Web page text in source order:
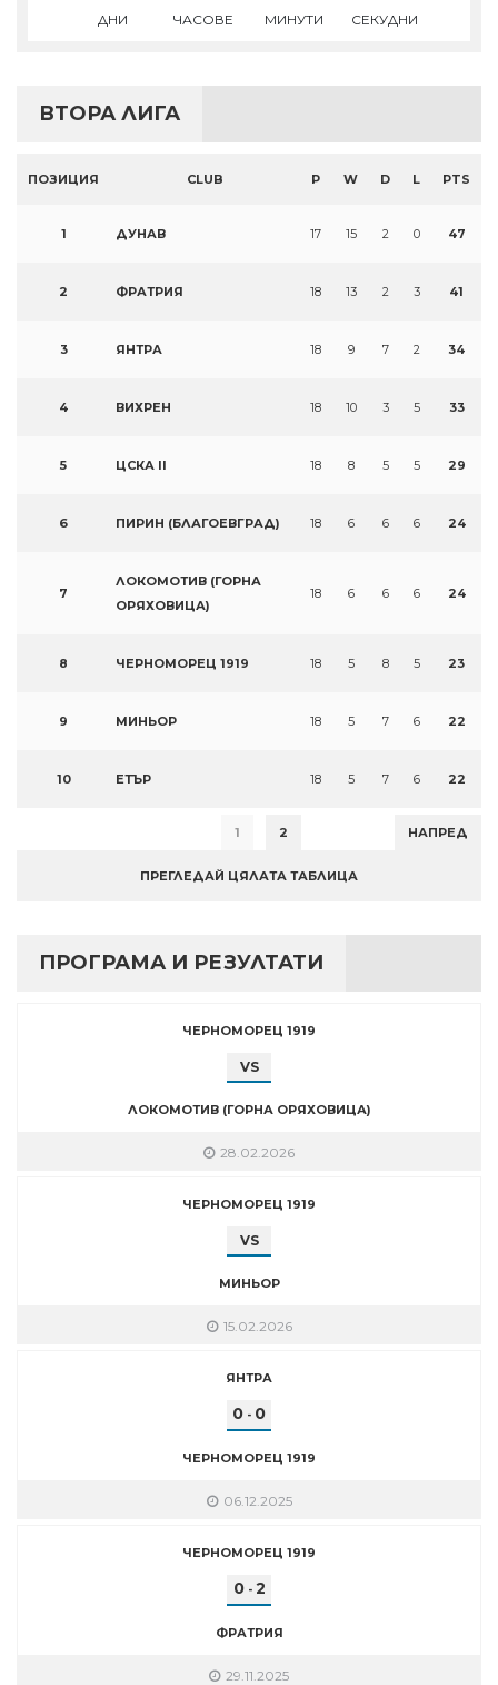
ДНИ ЧАСОВЕ МИНУТИ СЕКУДНИ
ВТОРА ЛИГА
ПОЗИЦИЯ CLUB P W D L PTS
1 ДУНАВ 17 15 2 0 47
2 ФРАТРИЯ 18 13 2 3 41
3 ЯНТРА 18 9 7 2 34
4 ВИХРЕН 18 10 3 5 33
5 ЦСКА II 18 8 5 5 29
6 ПИРИН (БЛАГОЕВГРАД) 18 6 6 6 24
7
ЛОКОМОТИВ (ГОРНА
ОРЯХОВИЦА)
18 6 6 6 24
8 ЧЕРНОМОРЕЦ 1919 18 5 8 5 23
9 МИНЬОР 18 5 7 6 22
10 ЕТЪР 18 5 7 6 22
1 2 НАПРЕД
ПРЕГЛЕДАЙ ЦЯЛАТА ТАБЛИЦА
ПРОГРАМА И РЕЗУЛТАТИ
ЧЕРНОМОРЕЦ 1919
VS
ЛОКОМОТИВ (ГОРНА ОРЯХОВИЦА)
28.02.2026
ЧЕРНОМОРЕЦ 1919
VS
МИНЬОР
15.02.2026
ЯНТРА
0 - 0
ЧЕРНОМОРЕЦ 1919
06.12.2025
ЧЕРНОМОРЕЦ 1919
0- 2
ФРАТРИЯ
29.11.2025